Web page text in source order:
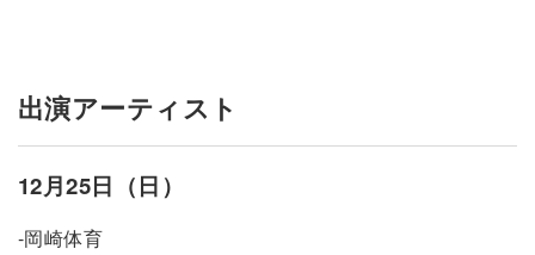
出演アーティスト
12月25日（日）
-岡崎体育